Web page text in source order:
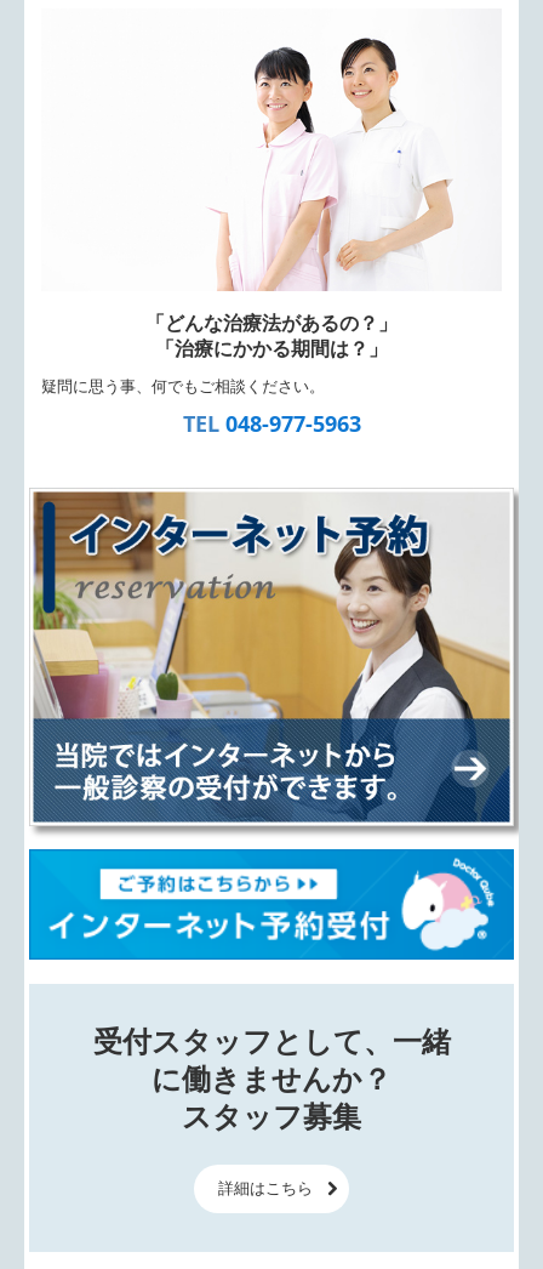
「どんな治療法があるの？」
「治療にかかる期間は？」
疑問に思う事、何でもご相談ください。
TEL 048-977-5963
受付スタッフとして、一緒
に働きませんか？
スタッフ募集
詳細はこちら